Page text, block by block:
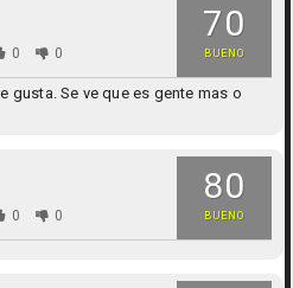
70
BUENO
0 0
gusta. Se ve que es gente mas o
80
BUENO
0 0